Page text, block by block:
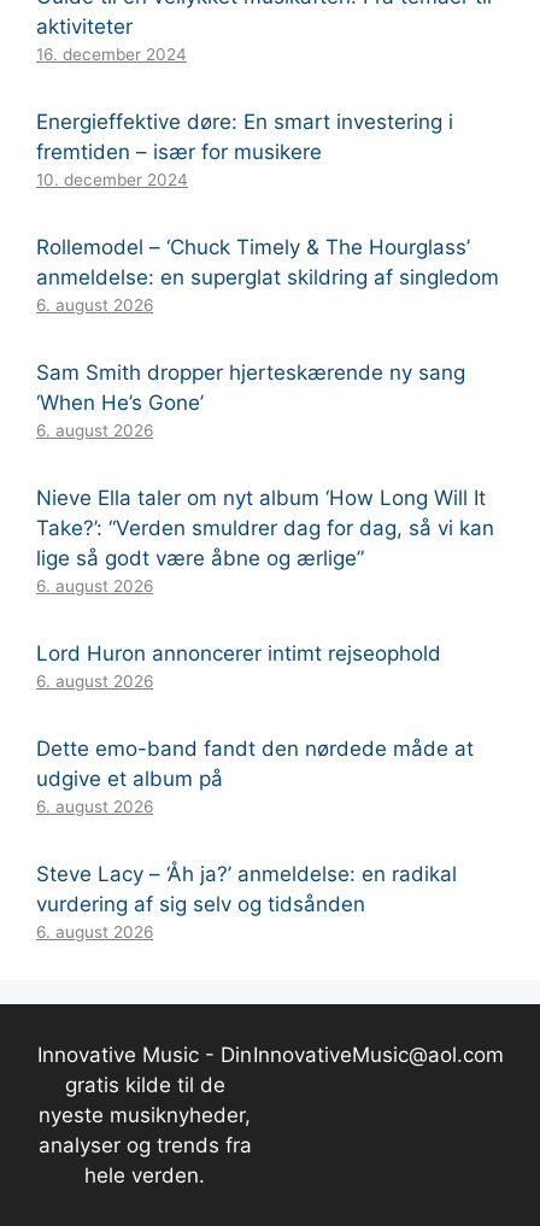
aktiviteter
16. december 2024
Energieffektive døre: En smart investering i
fremtiden – især for musikere
10. december 2024
Rollemodel – ‘Chuck Timely & The Hourglass’
anmeldelse: en superglat skildring af singledom
6. august 2026
Sam Smith dropper hjerteskærende ny sang
‘When He’s Gone’
6. august 2026
Nieve Ella taler om nyt album ‘How Long Will It
Take?’: “Verden smuldrer dag for dag, så vi kan
lige så godt være åbne og ærlige”
6. august 2026
Lord Huron annoncerer intimt rejseophold
6. august 2026
Dette emo-band fandt den nørdede måde at
udgive et album på
6. august 2026
Steve Lacy – ‘Åh ja?’ anmeldelse: en radikal
vurdering af sig selv og tidsånden
6. august 2026
Innovative Music - Din
gratis kilde til de
nyeste musiknyheder,
analyser og trends fra
hele verden.
InnovativeMusic@aol.com